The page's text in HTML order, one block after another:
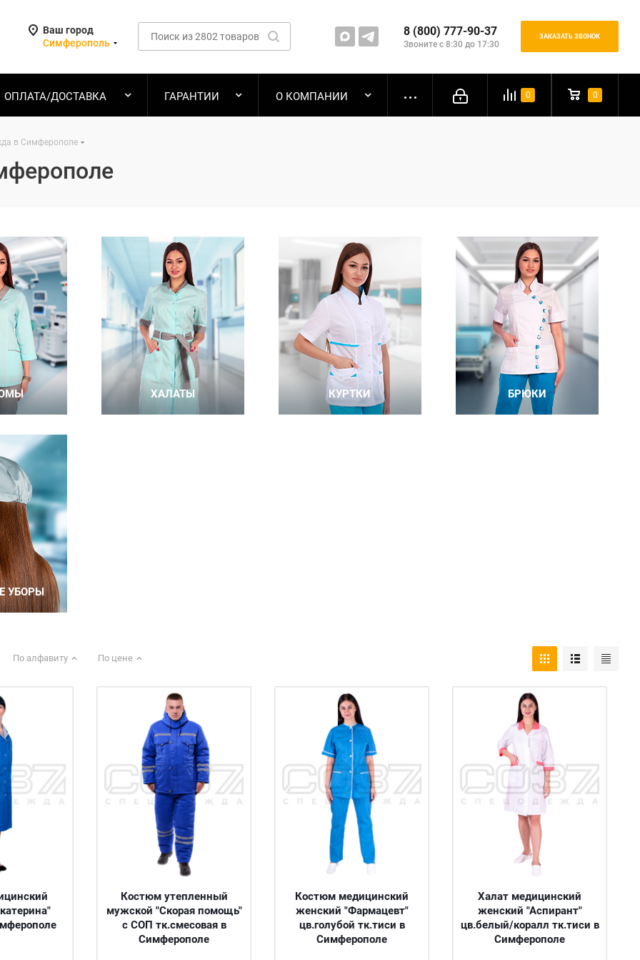
Ваш город
Симферополь
8 (800) 777-90-37
Звоните с 8:30 до 17:30
ЗАКАЗАТЬ ЗВОНОК
0 0
ОПЛАТА/ДОСТАВКА ГАРАНТИИ О КОМПАНИИ
в Симферополе
По алфавиту По цене
Костюм утепленный
мужской "Скорая помощь"
с СОП тк.смесовая в
Симферополе
Костюм медицинский
женский "Фармацевт"
цв.голубой тк.тиси в
Симферополе
Халат медицинский
женский "Аспирант"
цв.белый/коралл тк.тиси в
Симферополе